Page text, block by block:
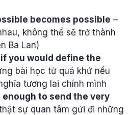
becomes possible –
không thể sẽ trở thành
Ba Lan)
you would define the
bài học từ quá khứ nếu
tương lai chính mình
enough to send the very
sự quan tâm gửi đi những